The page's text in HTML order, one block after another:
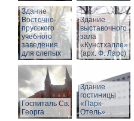
Здание
Восточно-
прусского
учебного
заведения
для слепых
Здание
выставочного
зала
«Кунстхалле»
(арх. Ф. Ларс)
Госпиталь Св.
Георга
Здание
гостиницы
«Парк-
Отель»